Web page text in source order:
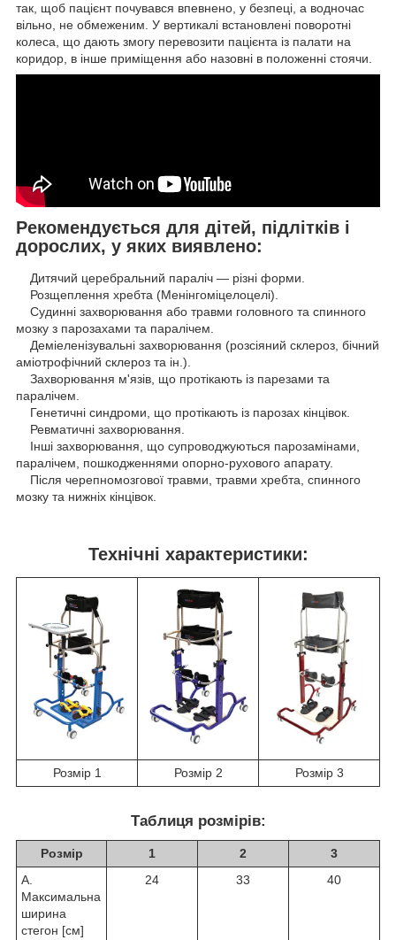
так, щоб пацієнт почувався впевнено, у безпеці, а водночас
вільно, не обмеженим. У вертикалі встановлені поворотні
колеса, що дають змогу перевозити пацієнта із палати на
коридор, в інше приміщення або назовні в положенні стоячи.
Рекомендується для дітей, підлітків і
дорослих, у яких виявлено:
Дитячий церебральний параліч — різні форми.
Розщеплення хребта (Менінгоміцелоцелі).
Судинні захворювання або травми головного та спинного
мозку з парозахами та паралічем.
Деміеленізувальні захворювання (розсіяний склероз, бічний
аміотрофічний склероз та ін.).
Захворювання м'язів, що протікають із парезами та
паралічем.
Генетичні синдроми, що протікають із парозах кінцівок.
Ревматичні захворювання.
Інші захворювання, що супроводжуються парозамінами,
паралічем, пошкодженнями опорно-рухового апарату.
Після черепномозгової травми, травми хребта, спинного
мозку та нижніх кінцівок.
Технічні характеристики:
Розмір 1 Розмір 2 Розмір 3
Таблиця розмірів:
Розмір 1 2
3
A.
Максимальна
ширина
стегон [см]
24 33 40